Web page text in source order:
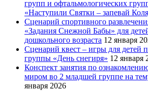
групп и офтальмологических
«Наступили Святки – запевай
Сценарий спортивного
«Задания Снежной Бабы» для
дошкольного возраста 12 января
Сценарий квест – игры для детей
группы «День снегиря» 12 января
Конспект занятия по
миром во 2 младшей группе на
января 2026